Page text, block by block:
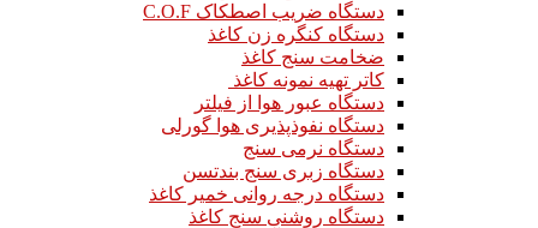
دستگاه ضریب اصطکاک C.O.F
دستگاه کنگره زن کاغذ
ضخامت سنج کاغذ
کاتر تهیه نمونه کاغذ
دستگاه عبور هوا از فیلتر
دستگاه نفوذپذیری هوا گورلی
دستگاه نرمی سنج
دستگاه زبری سنج بندتسن
دستگاه درجه روانی خمیر کاغذ
دستگاه روشنی سنج کاغذ